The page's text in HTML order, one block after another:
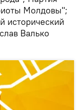
Молдовы";
исторический
Валько